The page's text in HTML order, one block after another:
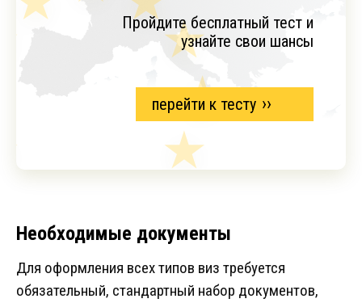
Пройдите бесплатный тест и
узнайте свои шансы
перейти к тесту
Необходимые документы
Для оформления всех типов виз требуется
обязательный, стандартный набор документов,